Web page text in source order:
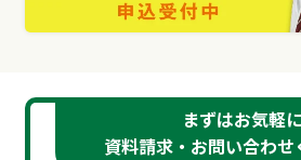
まずはお気軽
資料請求・お問い合わせ